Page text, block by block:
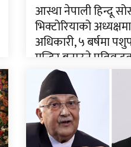
आस्था नेपाली हिन्दू
भिक्टोरियाको
अधिकारी, ५ बर्षमा
मन्दिर बनाउने